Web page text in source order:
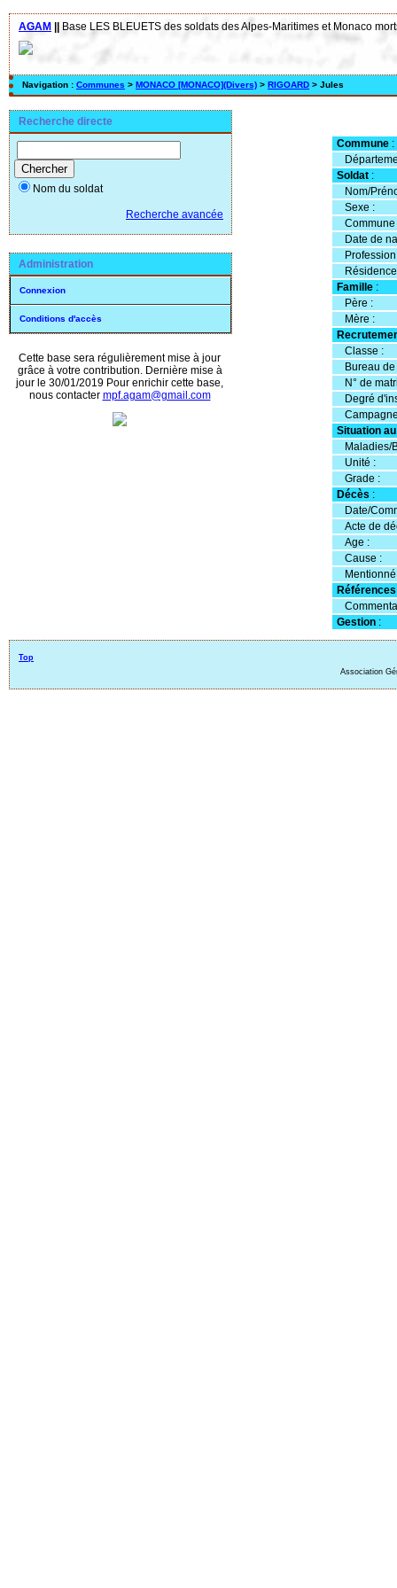
AGAM Base LES BLEUETS des soldats des Alpes-Maritimes et Monaco
Navigation : Communes > MONACO [MONACO](Divers) > RIGOARD > Jules
Recherche directe
Nom du soldat
Recherche avancée
Administration
Connexion
Conditions d'accès
Cette base sera régulièrement mise à jour
grâce à votre contribution. Dernière mise à
jour le 30/01/2019 Pour enrichir cette base,
nous contacter mpf.agam@gmail.com
Commune:
Soldat:
Nom/
Sexe :
Date de
Famille:
Père :
Mère :
Classe :
Bureau de
N° de
Degré
Situation
Maladies/
Unité :
Grade :
Décès :
Date/
Acte de
Age :
Cause :
Références
Gestion:
Top
Association